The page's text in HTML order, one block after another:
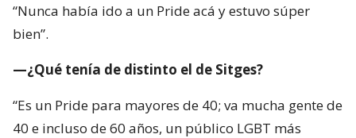
“Nunca había ido a un Pride acá y estuvo súper
bien”.
—¿Qué tenía de distinto el de Sitges?
“Es un Pride para mayores de 40; va mucha gente de
40 e incluso de 60 años, un público LGBT más